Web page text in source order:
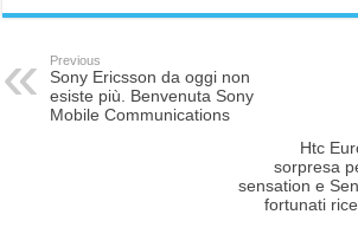
Previous
Sony Ericsson da oggi non
esiste più. Benvenuta Sony
Mobile Communications
Htc
sorpresa
sensation e
fortunati